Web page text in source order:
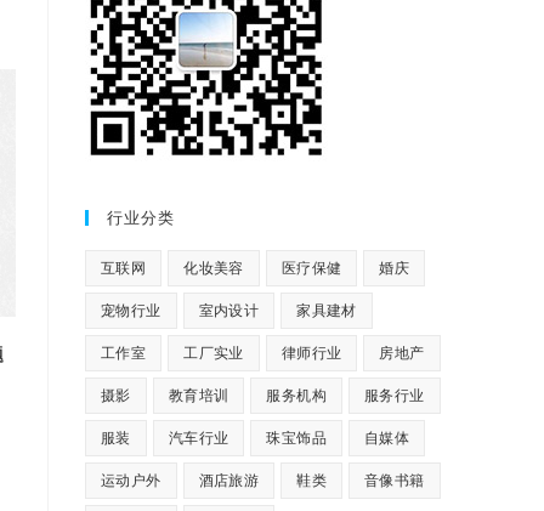
行业分类
互联网 化妆美容 医疗保健 婚庆
宠物行业 室内设计 家具建材
工作室 工厂实业 律师行业 房地产
摄影 教育培训 服务机构 服务行业
服装 汽车行业 珠宝饰品 自媒体
运动户外 酒店旅游 鞋类 音像书籍